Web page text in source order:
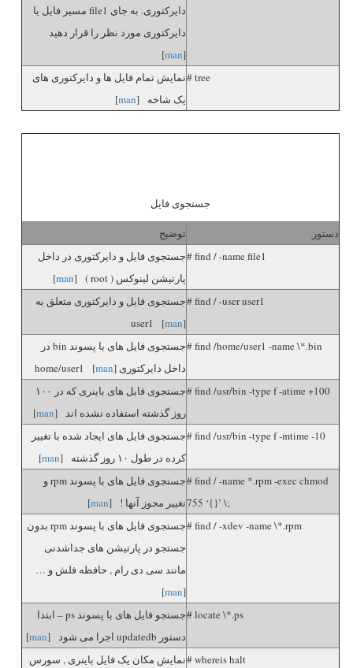
دایرکتوری. به جای file1 مسیر فایل یا
دایرکتوری مورد نظر را قرار دهید
[
man
]
# treeنمایش تمام فایل ها و دایرکتوری های
یک شاخه [man
]
جستجوی فایل
دستور
توضیح
# find / -name file1جستجوی فایل و دایرکتوری در داخل
پارتیشن لینوکس ( root ) [
man
]
# find / -user user1جستجوی فایل و دایرکتوری متعلق به
user1 [man]
# find /home/user1 -name \*.bin
جستجوی فایل های با پسوند bin در
داخل دایرکتوری home/user1 [ man]
# find /usr/bin -type f -atime +100
جستجوی فایل های باینری که در ۱۰۰
روز گذشته استفاده نشده اند [man
]
# find /usr/bin -type f -mtime -10جستجوی فایل های ایجاد شده با تغییر
کرده در طول ۱۰ روز گذشته [
man
]
# find / -name *.rpm -exec chmod
755 ‘{}’ \;
جستجوی فایل های با پسوند rpm و
تغییر مجوز آنها ! [man
]
# find / -xdev -name \*.rpm
جستجوی فایل های با پسوند rpm بدون
جستجو در پارتیشن های جداشدنی
مانند سی دی رام , حافظه فلش و …
[
man
]
# locate \*.ps
جستجو فایل های با پسوند ps – ابتدا
دستور updatedb اجرا می شود [
man
]
# whereis haltنمایش مکان یک فایل باینری , سورس